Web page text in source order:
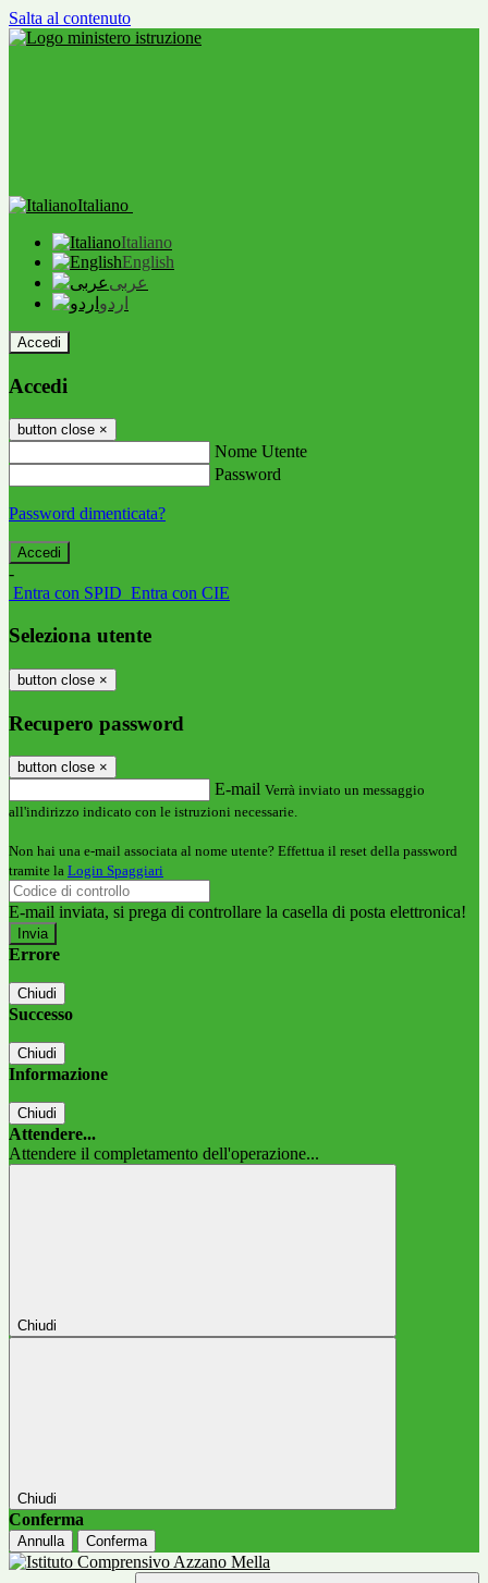
Salta al contenuto
Italiano
Italiano
English
عربى
اردو
Accedi
Accedi
button close ×
Nome Utente
Password
Password dimenticata?
-
Entra con SPID Entra con CIE
Seleziona utente
button close ×
Recupero password
button close ×
E-mail Verrà inviato un messaggio
all'indirizzo indicato con le istruzioni necessarie.
Non hai una e-mail associata al nome utente? Effettua il reset della password
tramite la Login Spaggiari
E-mail inviata, si prega di controllare la casella di posta elettronica!
Errore
Chiudi
Successo
Chiudi
Informazione
Chiudi
Attendere...
Attendere il completamento dell'operazione...
Chiudi
Chiudi
Conferma
Annulla Conferma